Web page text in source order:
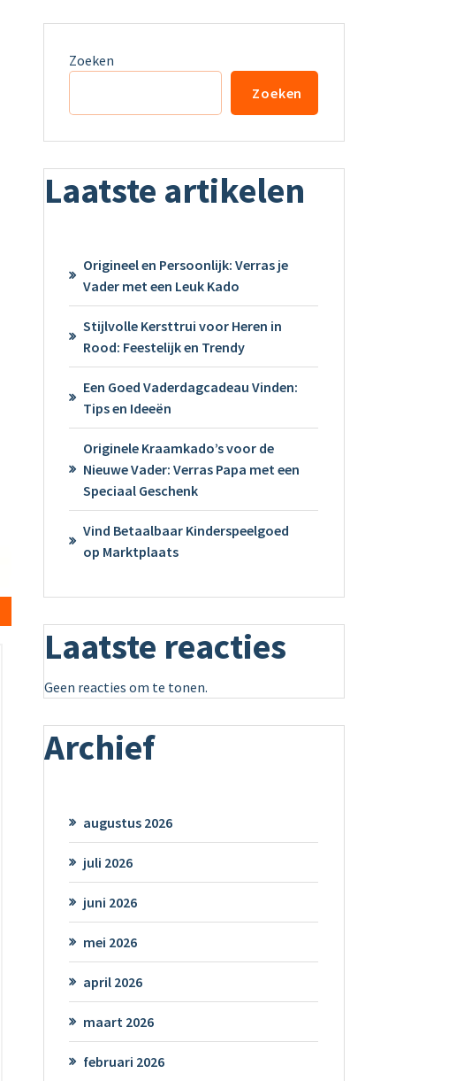
Zoeken
Zoeken
Laatste artikelen
Origineel en Persoonlijk: Verras je
Vader met een Leuk Kado
Stijlvolle Kersttrui voor Heren in
Rood: Feestelijk en Trendy
Een Goed Vaderdagcadeau Vinden:
Tips en Ideeën
Originele Kraamkado’s voor de
Nieuwe Vader: Verras Papa met een
Speciaal Geschenk
Vind Betaalbaar Kinderspeelgoed
op Marktplaats
Laatste reacties
Geen reacties om te tonen.
Archief
augustus 2026
juli 2026
juni 2026
mei 2026
april 2026
maart 2026
februari 2026